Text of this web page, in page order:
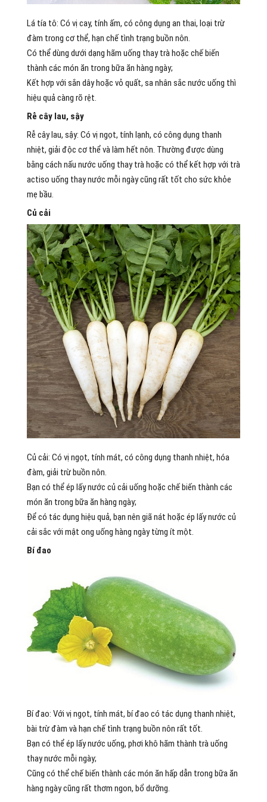
Lá tía tô: Có vị cay, tính ấm, có công dụng an thai, loại trừ
đàm trong cơ thể, hạn chế tình trạng buồn nôn.
Có thể dùng dưới dạng hãm uống thay trà hoặc chế biến
thành các món ăn trong bữa ăn hàng ngày;
Kết hợp với sắn dây hoặc vỏ quất, sa nhân sắc nước uống thì
hiệu quả càng rõ rệt.
Rễ cây lau, sậy
Rễ cây lau, sậy: Có vị ngọt, tính lạnh, có công dụng thanh
nhiệt, giải độc cơ thể và làm hết nôn. Thường được dùng
bằng cách nấu nước uống thay trà hoặc có thể kết hợp với trà
actiso uống thay nước mỗi ngày cũng rất tốt cho sức khỏe
mẹ bầu.
Củ cải
Củ cải: Có vị ngọt, tính mát, có công dụng thanh nhiệt, hóa
đàm, giải trừ buồn nôn.
Bạn có thể ép lấy nước củ cải uống hoặc chế biến thành các
món ăn trong bữa ăn hàng ngày;
Để có tác dụng hiệu quả, bạn nên giã nát hoặc ép lấy nước củ
cải sắc với mật ong uống hàng ngày từng ít một.
Bí đao
Bí đao: Với vị ngọt, tính mát, bí đao có tác dụng thanh nhiệt,
bài trừ đàm và hạn chế tình trạng buồn nôn rất tốt.
Bạn có thể ép lấy nước uống, phơi khô hãm thành trà uống
thay nước mỗi ngày;
Cũng có thể chế biến thành các món ăn hấp dẫn trong bữa ăn
hàng ngày cũng rất thơm ngon, bổ dưỡng.